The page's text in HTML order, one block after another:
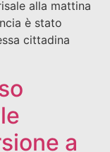
alla mattina
è stato
cittadina
a